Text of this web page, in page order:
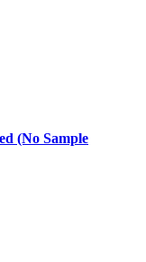
(No Sample